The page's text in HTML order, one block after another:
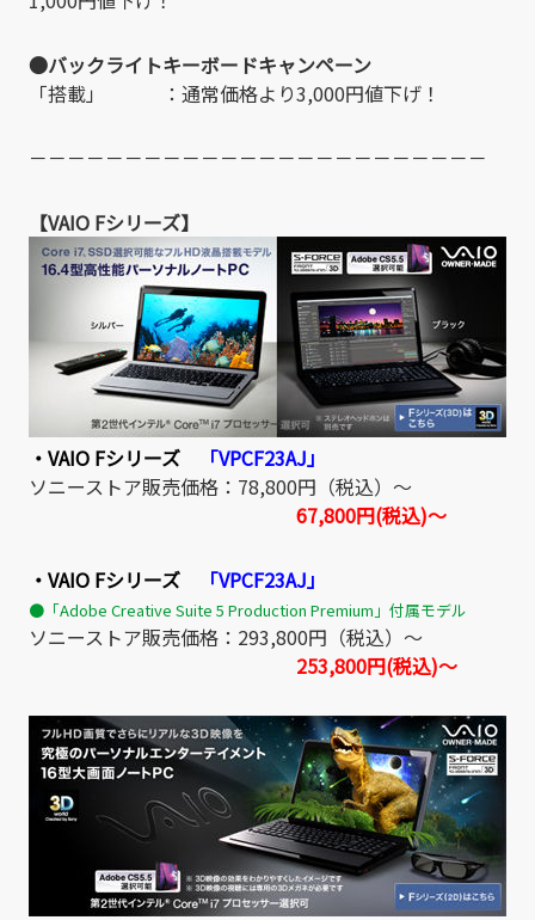
●バックライトキーボードキャンペーン
「搭載」 ：通常価格より3,000円値下げ！
－－－－－－－－－－－－－－－－－－－－－－－－
【VAIO Fシリーズ】
・VAIO Fシリーズ 「VPCF23AJ」
ソニーストア販売価格：78,800円（税込）～
67,800円(税込)～
・VAIO Fシリーズ 「VPCF23AJ」
●「Adobe Creative Suite 5 Production Premium」付属モデル
ソニーストア販売価格：293,800円（税込）～
253,800円(税込)～